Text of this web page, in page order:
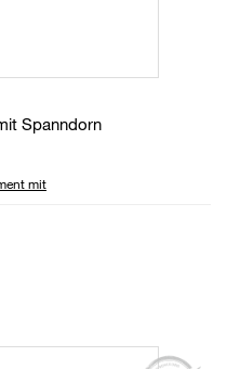
Spanndorn
mit